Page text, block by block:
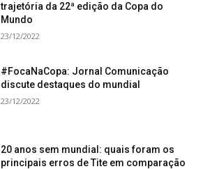
trajetória da 22ª edição da Copa do
Mundo
23/12/2022
#FocaNaCopa: Jornal Comunicação
discute destaques do mundial
23/12/2022
20 anos sem mundial: quais foram os
principais erros de Tite em comparação